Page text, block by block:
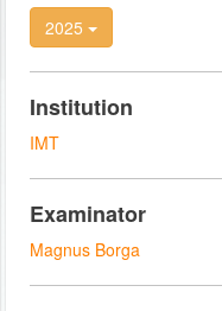
2025
Institution
IMT
Examinator
Magnus Borga